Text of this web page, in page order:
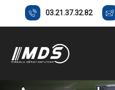
03.21.37.32.82